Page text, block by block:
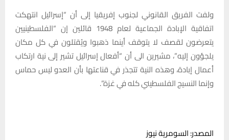
ولفت الفريق القانوني لجنوب إفريقيا إلى أن “إسرائيل انتهكت
اتفاقية الإبادة الجماعية لعام 1948 قائلين إن “الفلسطينيين
يتعرضون لقصف لا يتوقف أينما ذهبوا ويُقتلون في كل مكان
يلجؤون إليه”، مشيرين الى أن “أفعال إسرائيل تشير إلى نية ارتكاب
أعمال إبادة، وهذه النية تتجذر في قناعتها بأن العدو ليس حماس
وإنما النسيج الفلسطيني كله في غزة”.
المصدر: السومرية نيوز